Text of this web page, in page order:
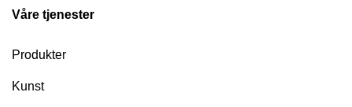
Våre tjenester
Produkter
Kunst